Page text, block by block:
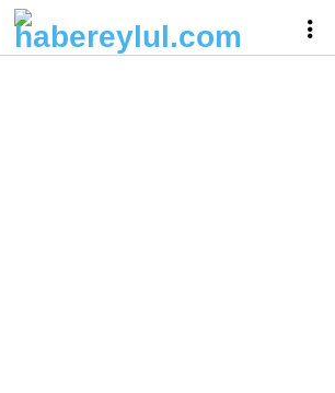
23.9°
BURSA